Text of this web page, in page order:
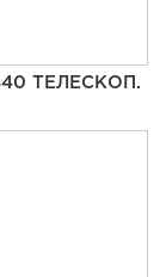
ТЕЛЕСКОП.